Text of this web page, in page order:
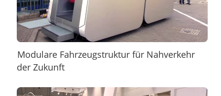
Modulare Fahrzeugstruktur für Nahverkehr
der Zukunft